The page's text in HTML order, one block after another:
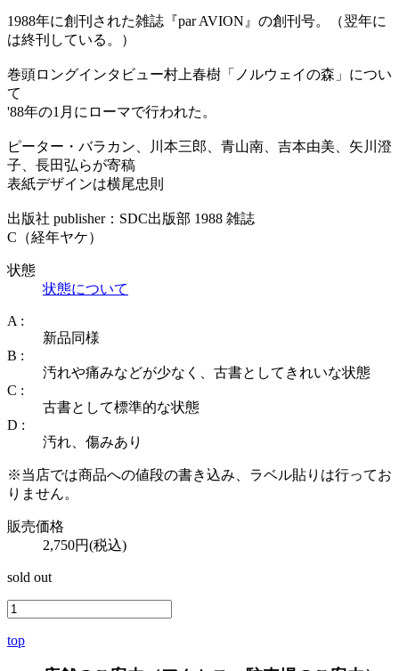
1988年に創刊された雑誌『par AVION』の創刊号。（翌年に
は終刊している。）
巻頭ロングインタビュー村上春樹「ノルウェイの森」につい
て
'88年の1月にローマで行われた。
ピーター・バラカン、川本三郎、青山南、吉本由美、矢川澄
子、長田弘らが寄稿
表紙デザインは横尾忠則
出版社 publisher：SDC出版部 1988 雑誌
C（経年ヤケ）
状態
状態について
A :
新品同様
B :
汚れや痛みなどが少なく、古書としてきれいな状態
C :
古書として標準的な状態
D :
汚れ、傷みあり
※当店では商品への値段の書き込み、ラベル貼りは行ってお
りません。
販売価格
2,750円(税込)
sold out
top